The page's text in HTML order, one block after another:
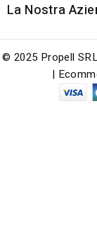
La Nostra
© 2025 Propell
|